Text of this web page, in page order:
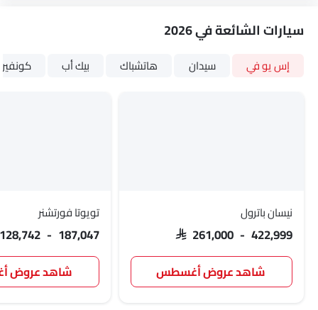
سيارات الشائعة في 2026
إس يو في سيدان هاتشباك بيك أب
نيسان باترول
SAR 261,000 - 422,999
شاهد عروض أغسطس
تويوتا فورتشنر
128,742 - 187,047
شاهد عروض